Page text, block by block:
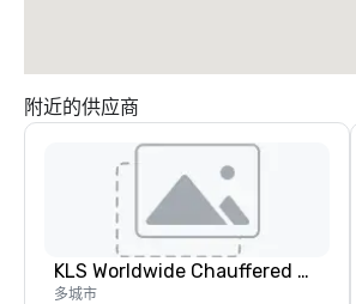
附近的供应商
KLS Worldwide Chauffered Services
多城市